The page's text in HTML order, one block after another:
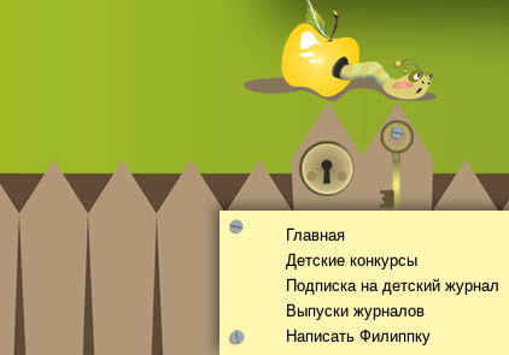
Главная
Детские конкурсы
Подписка на детский журнал
Выпуски журналов
Написать Филиппку